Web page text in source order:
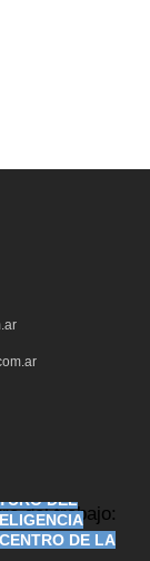
DEL
DE LA